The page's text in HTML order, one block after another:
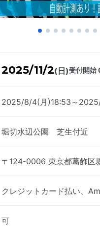
2025/11/2(日)受付開始
2025/8/4(月)18:53～2025/
堀切水辺公園 芝生付近
〒124-0006 東京都葛飾区
クレジットカード払い、
可